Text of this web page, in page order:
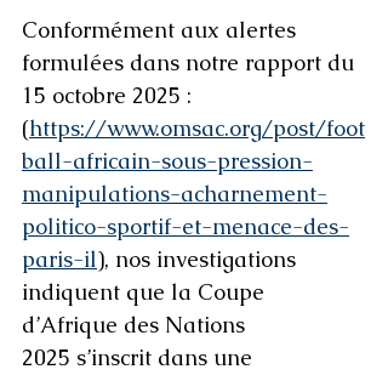
Conformément aux alertes
formulées dans notre rapport du
15 octobre 2025 :
(https://www.omsac.org/post/foot
ball-africain-sous-pression-
manipulations-acharnement-
politico-sportif-et-menace-des-
paris-il), nos investigations
indiquent que la Coupe
d’Afrique des Nations
2025 s’inscrit dans une